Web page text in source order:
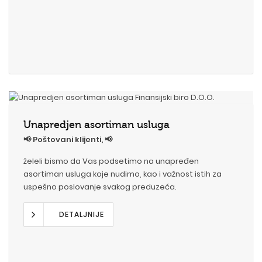
Unapredjen asortiman usluga
📢 Poštovani klijenti, 📢
želeli bismo da Vas podsetimo na unapređen
asortiman usluga koje nudimo, kao i važnost istih za
uspešno poslovanje svakog preduzeća.
DETALJNIJE